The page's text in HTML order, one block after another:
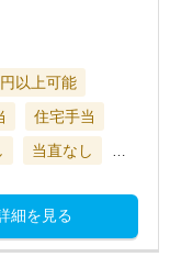
以上可能
住宅手当
当直なし
細を見る